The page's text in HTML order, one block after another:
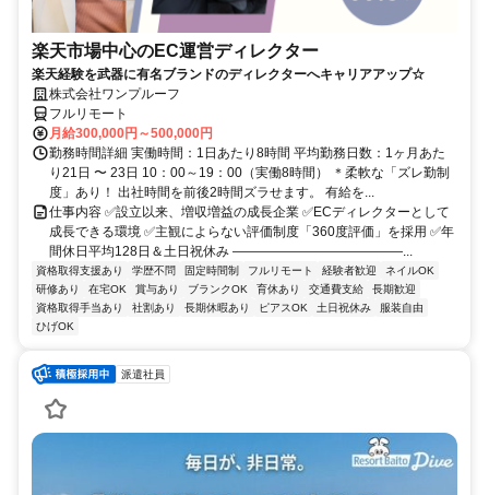
楽天市場中心のEC運営ディレクター
楽天経験を武器に有名ブランドのディレクターへキャリアアップ☆
株式会社ワンプルーフ
フルリモート
月給300,000円～500,000円
勤務時間詳細 実働時間：1日あたり8時間 平均勤務日数：1ヶ月あた
り21日 〜 23日 10：00～19：00（実働8時間） ＊柔軟な「ズレ勤制
度」あり！ 出社時間を前後2時間ズラせます。 有給を...
仕事内容 ✅設立以来、増収増益の成長企業 ✅ECディレクターとして
成長できる環境 ✅主観によらない評価制度「360度評価」を採用 ✅年
間休日平均128日＆土日祝休み ―――――――――――――...
資格取得支援あり 学歴不問 固定時間制 フルリモート 経験者歓迎
ネイルOK
研修あり
在宅OK 賞与あり ブランクOK 育休あり 交通費支給
長期歓迎
資格取得手当あり
社割あり 長期休暇あり ピアスOK 土日祝休み
服装自由
ひげOK
派遣社員